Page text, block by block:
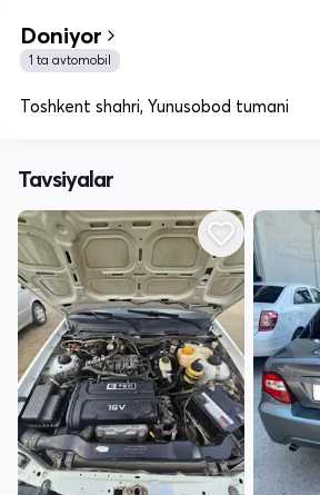
Doniyor
1 ta avtomobil
Toshkent shahri, Yunusobod tumani
Tavsiyalar